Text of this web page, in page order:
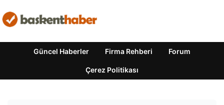
Güncel Haberler Firma Rehberi Forum
Çerez Politikası